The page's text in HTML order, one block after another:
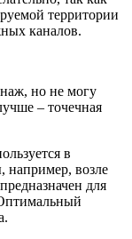
территории
каналов.
но не могу
– точечная
в
возле
для